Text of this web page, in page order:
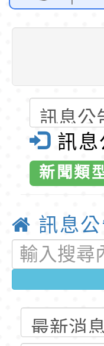
「
訓練
育專
錄取
民小
理人
東門
梯特
公告(
錄取
民小
班教
東門
梯特
公告(
東門
第1學
招錄
轉知
光城
走」
本府
員健
心」
清華
動時
教師
轉環
程」
轉農
「
錄取
訊息
新聞類
訊息